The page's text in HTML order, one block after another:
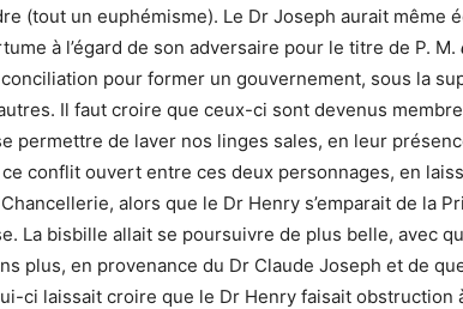
(tout un euphémisme). Le Dr Joseph aurait même
à l’égard de son adversaire pour le titre de P. M.
pour former un gouvernement, sous la
Il faut croire que ceux-ci sont devenus
permettre de laver nos linges sales, en leur
conflit ouvert entre ces deux personnages, en
Chancellerie, alors que le Dr Henry s’emparait de la
La bisbille allait se poursuivre de plus belle, avec
plus, en provenance du Dr Claude Joseph et de
ci laissait croire que le Dr Henry faisait obstruction